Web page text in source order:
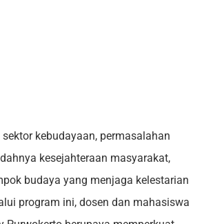
kebudayaan, permasalahan
kesejahteraan masyarakat,
budaya yang menjaga kelestarian
program ini, dosen dan mahasiswa